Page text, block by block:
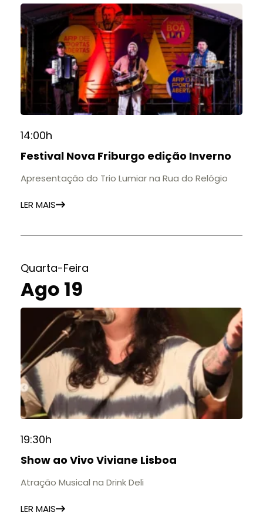
14:00h
Festival Nova Friburgo edição Inverno
Apresentação do Trio Lumiar na Rua do Relógio
LER MAIS
Quarta-Feira
Ago 19
19:30h
Show ao Vivo Viviane Lisboa
Atração Musical na Drink Deli
LER MAIS